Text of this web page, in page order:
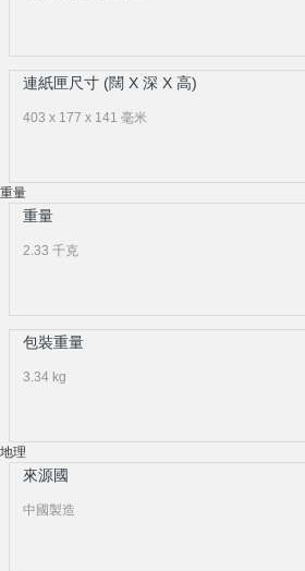
連紙匣尺寸 (闊 X 深 X 高)
403 x 177 x 141 毫米
重量
重量
2.33 千克
包裝重量
3.34 kg
地理
來源國
中國製造